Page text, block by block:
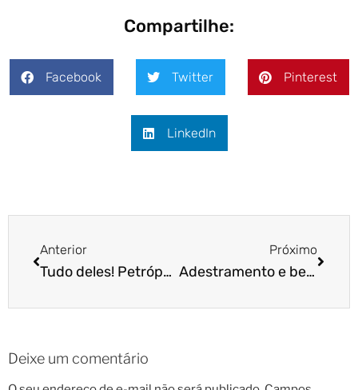
Compartilhe:
Facebook Twitter Pinterest
LinkedIn
Anterior
Tudo deles! Petrópolis inaugura primeiro museu dedicado a gatos no Brasil
Próximo
Adestramento e bem-estar de pets: uma demanda que não para de crescer
Deixe um comentário